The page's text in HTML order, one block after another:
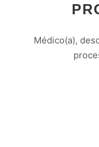
Médico(a),